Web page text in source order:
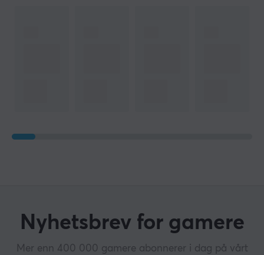
Nyhetsbrev for gamere
Mer enn 400 000 gamere abonnerer i dag på vårt